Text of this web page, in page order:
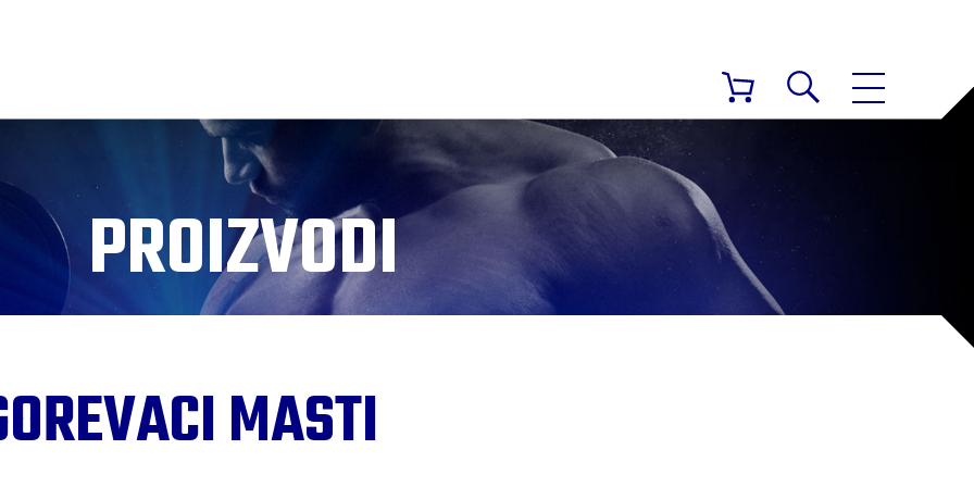
PROIZVODI
MASTI